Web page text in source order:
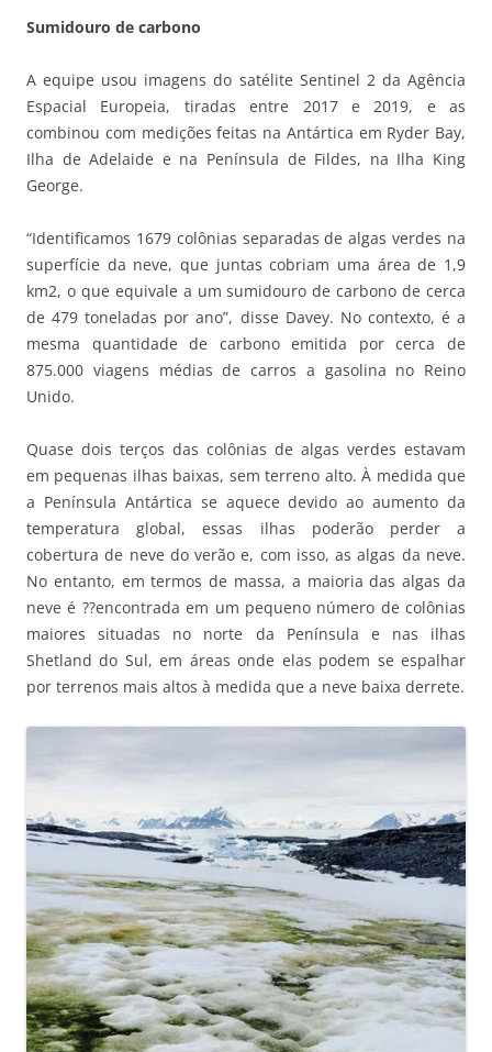
Sumidouro de carbono
A equipe usou imagens do satélite Sentinel 2 da Agência
Espacial Europeia, tiradas entre 2017 e 2019, e as
combinou com medições feitas na Antártica em Ryder Bay,
Ilha de Adelaide e na Península de Fildes, na Ilha King
George.
“Identificamos 1679 colônias separadas de algas verdes na
superfície da neve, que juntas cobriam uma área de 1,9
km2, o que equivale a um sumidouro de carbono de cerca
de 479 toneladas por ano”, disse Davey. No contexto, é a
mesma quantidade de carbono emitida por cerca de
875.000 viagens médias de carros a gasolina no Reino
Unido.
Quase dois terços das colônias de algas verdes estavam
em pequenas ilhas baixas, sem terreno alto. À medida que
a Península Antártica se aquece devido ao aumento da
temperatura global, essas ilhas poderão perder a
cobertura de neve do verão e, com isso, as algas da neve.
No entanto, em termos de massa, a maioria das algas da
neve é ??encontrada em um pequeno número de colônias
maiores situadas no norte da Península e nas ilhas
Shetland do Sul, em áreas onde elas podem se espalhar
por terrenos mais altos à medida que a neve baixa derrete.